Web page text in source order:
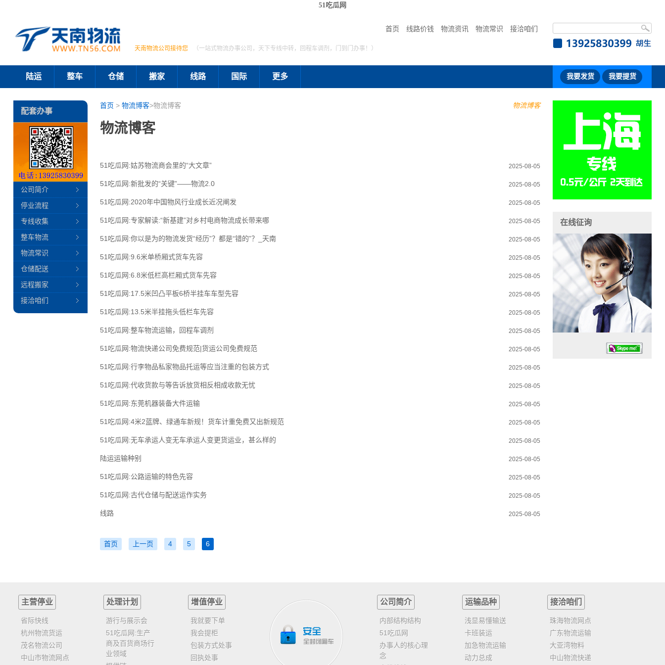
51吃瓜网
首页 线路价钱 物流资讯 物流常识 接洽咱们
天南物流公司接待您 （一站式物流办事公司，天下专线中转，回程车调剂，门到门办事！）
陆运 整车 仓储 搬家 线路 国际 更多 我要发货 我要提货
物流博客
首页 > 物流博客>物流博客
物流博客
2025-08-05
51吃瓜网:姑苏物流商会里的“大文章”
2025-08-05
51吃瓜网:新批发的“关键”——物流2.0
2025-08-05
51吃瓜网:2020年中国物风行业成长近况阐发
2025-08-05
51吃瓜网:专家解读:“新基建”对乡村电商物流成长带来哪
2025-08-05
51吃瓜网:你以是为的物流发货“经历”？都是“错的”？_天南
2025-08-05
51吃瓜网:9.6米单桥厢式货车先容
2025-08-05
51吃瓜网:6.8米低栏高栏厢式货车先容
2025-08-05
51吃瓜网:17.5米凹凸平板6桥半挂车车型先容
2025-08-05
51吃瓜网:13.5米半挂拖头低栏车先容
2025-08-05
51吃瓜网:整车物流运输，回程车调剂
2025-08-05
51吃瓜网:物流快递公司免费规范|货运公司免费规范
2025-08-05
51吃瓜网:行李物品私家物品托运等应当注重的包装方式
2025-08-05
51吃瓜网:代收货款与等告诉放货相反相成收款无忧
2025-08-05
51吃瓜网:东莞机器装备大件运输
2025-08-05
51吃瓜网:4米2蓝牌、绿通车新规！货车计重免费又出新规范
2025-08-05
51吃瓜网:无车承运人变无车承运人变更货运业，甚么样的
2025-08-05
陆运运输种别
2025-08-05
51吃瓜网:公路运输的特色先容
2025-08-05
51吃瓜网:古代仓储与配送运作实务
2025-08-05
线路
首页 上一页 4 5 6
配套办事
公司简介
停业流程
专线收集
整车物流
物流常识
仓储配送
远程搬家
接洽咱们
在线征询
主营停业
省际快线
杭州物流货运
茂名物流公司
中山市物流网点
处理计划
游行与展示会
51吃瓜网:生产
商及百货商场行
业领域
增值停业
我就要下单
我会提柜
包装方式处事
回执处事
公司简介
内部结构结构
51吃瓜网
办事人的核心理
念
运输品种
浅显易懂输送
卡班装运
加急物流运输
动力总成
接洽咱们
珠海物流网点
广东物流运输
大亚湾物料
中山物流快递